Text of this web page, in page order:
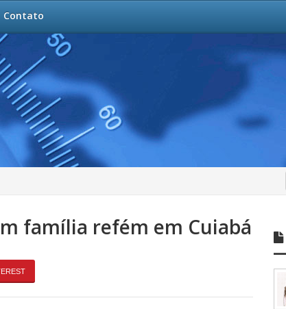
Contato
família refém em Cuiabá